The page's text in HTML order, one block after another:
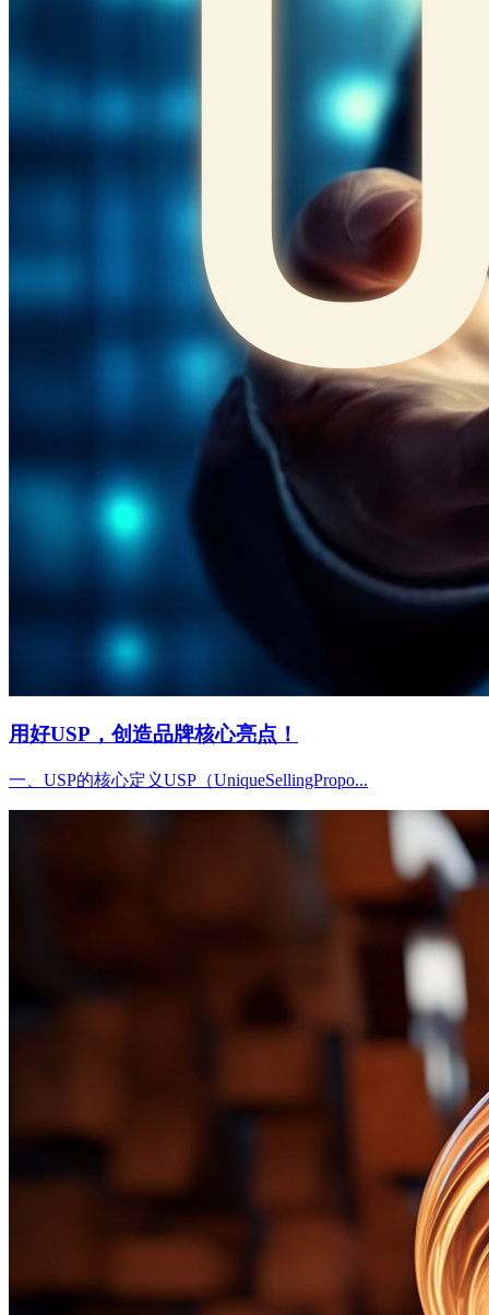
用好USP，创造品牌核心亮点！
一、USP的核心定义USP（UniqueSellingPropo...